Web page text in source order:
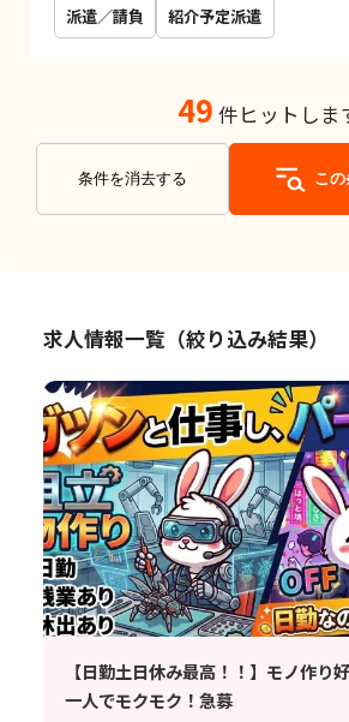
派遣／請負 紹介予定派遣
49 件ヒットしま
条件を消去する こ
求人情報一覧（絞り込み結果）
【日勤土日休み最高！！】モノ作り
一人でモクモク！急募